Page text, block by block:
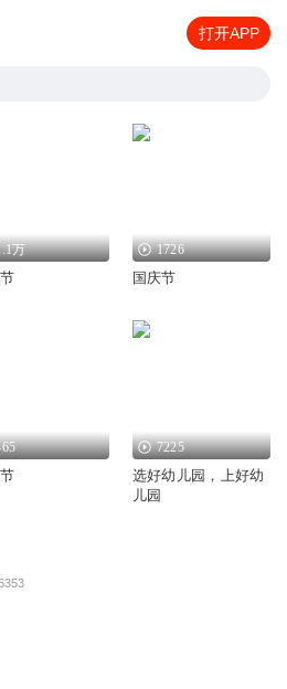
打开APP
万 1726
国庆节
7225
选好幼儿园，上好幼
儿园